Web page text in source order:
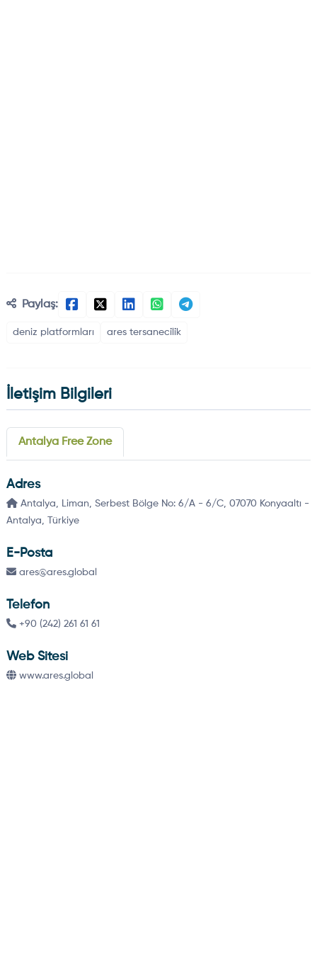
Paylaş:
deniz platformları ares tersaneci̇li̇k
İletişim Bilgileri
Antalya Free Zone
Adres
Antalya, Liman, Serbest Bölge No: 6/A - 6/C, 07070 Konyaaltı -
Antalya, Türkiye
E-Posta
ares@ares.global
Telefon
+90 (242) 261 61 61
Web Sitesi
www.ares.global